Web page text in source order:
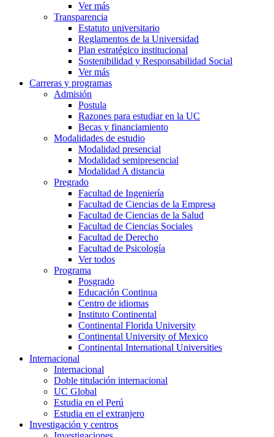
Ver más
Transparencia
Estatuto universitario
Reglamentos de la Universidad
Plan estratégico institucional
Sostenibilidad y Responsabilidad Social
Ver más
Carreras y programas
Admisión
Postula
Razones para estudiar en la UC
Becas y financiamiento
Modalidades de estudio
Modalidad presencial
Modalidad semipresencial
Modalidad A distancia
Pregrado
Facultad de Ingeniería
Facultad de Ciencias de la Empresa
Facultad de Ciencias de la Salud
Facultad de Ciencias Sociales
Facultad de Derecho
Facultad de Psicología
Ver todos
Programa
Posgrado
Educación Continua
Centro de idiomas
Instituto Continental
Continental Florida University
Continental University of Mexico
Continental International Universities
Internacional
Internacional
Doble titulación internacional
UC Global
Estudia en el Perú
Estudia en el extranjero
Investigación y centros